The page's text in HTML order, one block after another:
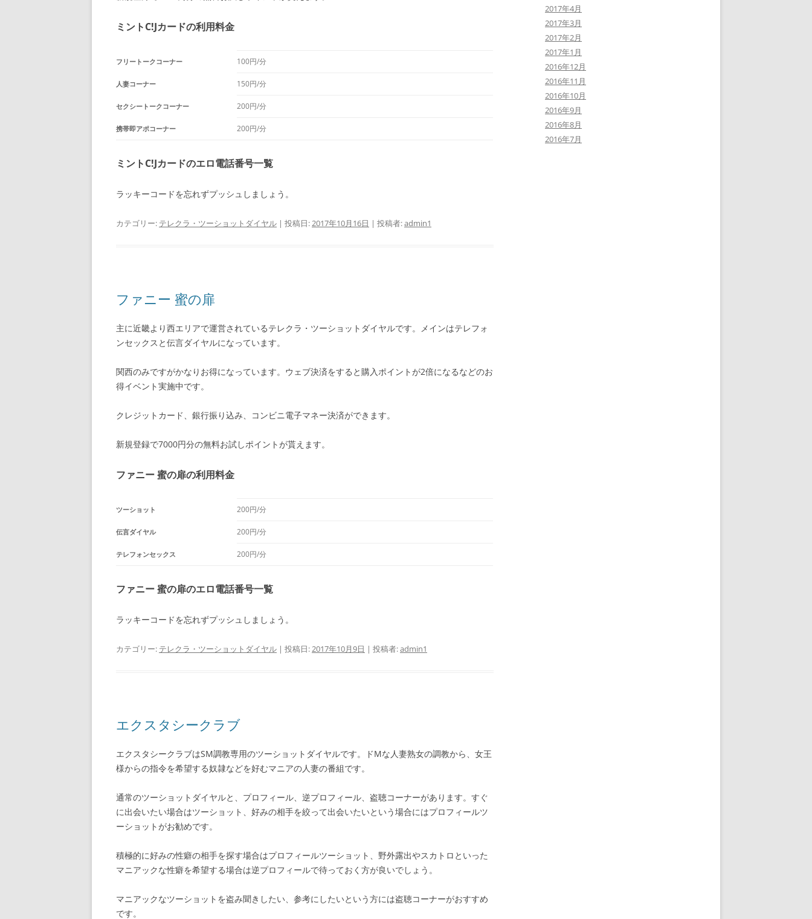
ミントC!Jカードの利用料金
フリートークコーナー 100円/分
人妻コーナー 150円/分
セクシートークコーナー 200円/分
携帯即アポコーナー 200円/分
ミントC!Jカードのエロ電話番号一覧
ラッキーコードを忘れずプッシュしましょう。
カテゴリー: テレクラ・ツーショットダイヤル | 投稿日:2017年10月16日 | 投稿者:admin1
ファニー 蜜の扉
主に近畿より西エリアで運営されているテレクラ・ツーショットダイヤルです。メインはテレフォ
ンセックスと伝言ダイヤルになっています。
関西のみですがかなりお得になっています。ウェブ決済をすると購入ポイントが2倍になるなどのお
得イベント実施中です。
クレジットカード、銀行振り込み、コンビニ電子マネー決済ができます。
新規登録で7000円分の無料お試しポイントが貰えます。
ファニー 蜜の扉の利用料金
ツーショット 200円/分
伝言ダイヤル 200円/分
テレフォンセックス 200円/分
ファニー 蜜の扉のエロ電話番号一覧
ラッキーコードを忘れずプッシュしましょう。
カテゴリー: テレクラ・ツーショットダイヤル | 投稿日:2017年10月9日 | 投稿者:admin1
エクスタシークラブ
エクスタシークラブはSM調教専用のツーショットダイヤルです。ドMな人妻熟女の調教から、女王
様からの指令を希望する奴隷などを好むマニアの人妻の番組です。
通常のツーショットダイヤルと、プロフィール、逆プロフィール、盗聴コーナーがあります。すぐ
に出会いたい場合はツーショット、好みの相手を絞って出会いたいという場合にはプロフィールツ
ーショットがお勧めです。
積極的に好みの性癖の相手を探す場合はプロフィールツーショット、野外露出やスカトロといった
マニアックな性癖を希望する場合は逆プロフィールで待っておく方が良いでしょう。
マニアックなツーショットを盗み聞きしたい、参考にしたいという方には盗聴コーナーがおすすめ
です。
2017年4月
2017年3月
2017年2月
2017年1月
2016年12月
2016年11月
2016年10月
2016年9月
2016年8月
2016年7月